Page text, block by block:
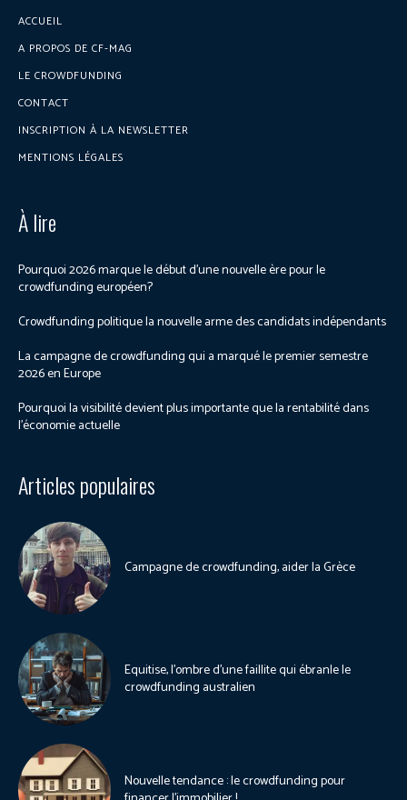
ACCUEIL
A PROPOS DE CF-MAG
LE CROWDFUNDING
CONTACT
INSCRIPTION À LA NEWSLETTER
MENTIONS LÉGALES
À lire
Pourquoi 2026 marque le début d’une nouvelle ère pour le
crowdfunding européen?
Crowdfunding politique la nouvelle arme des candidats indépendants
La campagne de crowdfunding qui a marqué le premier semestre
2026 en Europe
Pourquoi la visibilité devient plus importante que la rentabilité dans
l’économie actuelle
Articles populaires
Campagne de crowdfunding, aider la Grèce
Equitise, l’ombre d’une faillite qui ébranle le
crowdfunding australien
Nouvelle tendance : le crowdfunding pour